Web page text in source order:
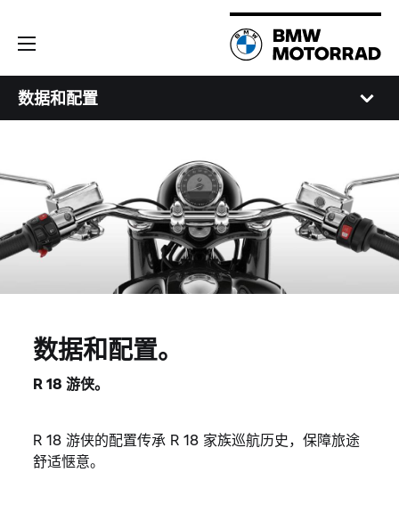
数据和配置
数据和配置。
R 18 游侠。
R 18 游侠的配置传承 R 18 家族巡航历史，保障旅途
舒适惬意。